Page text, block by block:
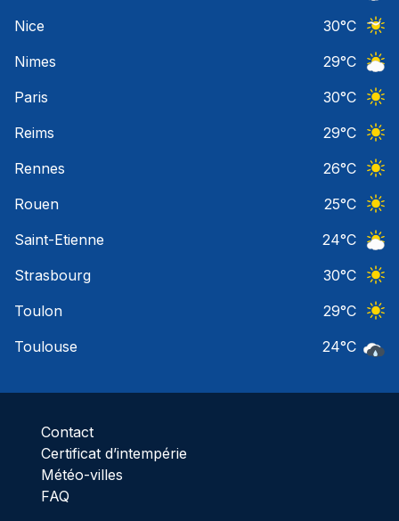
Nice
30°C
Nimes
29°C
Paris
30°C
Reims
29°C
Rennes
26°C
Rouen
25°C
Saint-Etienne
24°C
Strasbourg
30°C
Toulon
29°C
Toulouse
24°C
Contact
Certificat d’intempérie
Météo-villes
FAQ